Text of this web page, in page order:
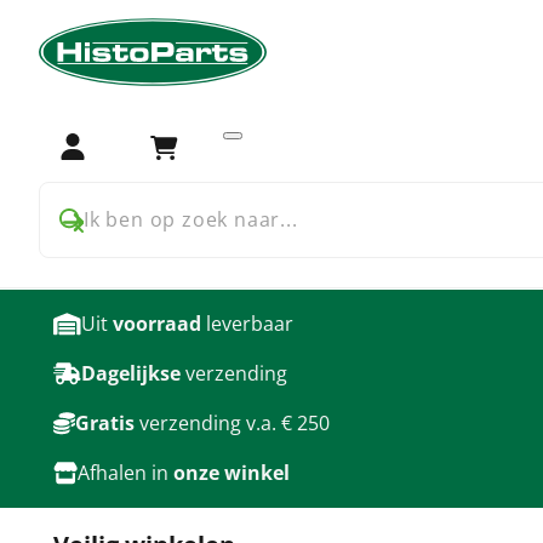
Login Winkelwagen
Ik ben op zoek naar...
Home Accessoires Werkplaats
Uitvoorraad leverbaar
Dagelijkseverzending
Gratisverzending v.a. € 250
Afhalen in onze winkel